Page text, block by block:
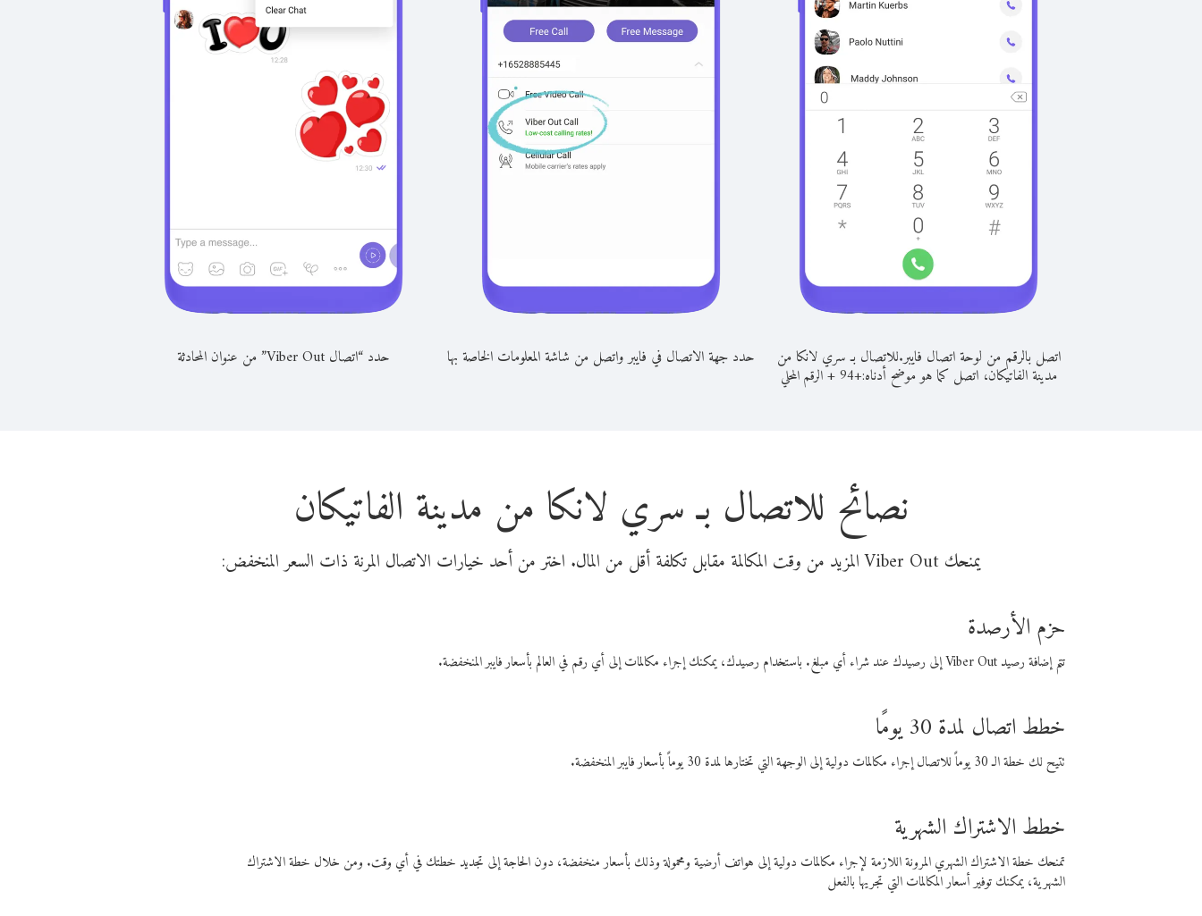
اتصل بالرقم من لوحة اتصال فايبر.للاتصال بـ سري لانكا من
مدينة الفاتيكان، اتصل كما هو موضح أدناه:+
94
+الرقم المحلي
حدد جهة الاتصال في فايبر واتصل من شاشة المعلومات الخاصة بها حدد “اتصال Viber Out” من عنوان المحادثة
نصائح للاتصال بـ سري لانكا من مدينة الفاتيكان
يمنحك Viber Out المزيد من وقت المكالمة مقابل تكلفة أقل من المال. اختر من أحد خيارات الاتصال المرنة ذات السعر المنخفض:
حزم الأرصدة
تتم إضافة رصيد Viber Out إلى رصيدك عند شراء أي مبلغ. باستخدام رصيدك، يمكنك إجراء مكالمات إلى أي رقم في العالم بأسعار فايبر المنخفضة.
خطط اتصال لمدة 30 يومًا
تتيح لك خطة الـ 30 يوماً للاتصال إجراء مكالمات دولية إلى الوجهة التي تختارها لمدة 30 يوماً بأسعار فايبر المنخفضة.
خطط الاشتراك الشهرية
تمنحك خطة الاشتراك الشهري المرونة اللازمة لإجراء مكالمات دولية إلى هواتف أرضية ومحمولة وذلك بأسعار منخفضة، دون الحاجة إلى تجديد خطتك في أي وقت. ومن خلال خطة الاشتراك
الشهرية، يمكنك توفير أسعار المكالمات التي تجريها بالفعل